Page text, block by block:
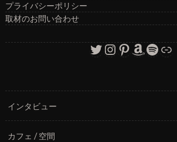
プライバシーポリシー
取材のお問い合わせ
Twitter
Instagram
Pinterest
リンク
インタビュー
カフェ / 空間